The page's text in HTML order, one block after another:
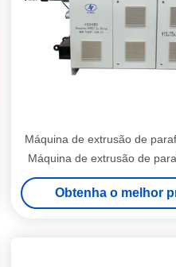
Máquina de extrusão de
Máquina de extrusão de
padrão HYSJ75/28
Obtenha o melhor